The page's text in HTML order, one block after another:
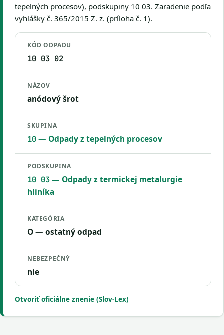
tepelných procesov), podskupiny 10 03. Zaradenie podľa
vyhlášky č. 365/2015 Z. z. (príloha č. 1).
KÓD ODPADU
10 03 02
NÁZOV
anódový šrot
SKUPINA
10— Odpady z tepelných procesov
PODSKUPINA
10 03— Odpady z termickej metalurgie
hliníka
KATEGÓRIA
O — ostatný odpad
NEBEZPEČNÝ
nie
Otvoriť oficiálne znenie (Slov-Lex)